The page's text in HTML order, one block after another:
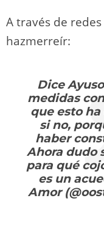
A través de
hazmerreír:
Dice
medidas
que esto
si no,
haber
Ahora dudo
para qué
es un
Amor